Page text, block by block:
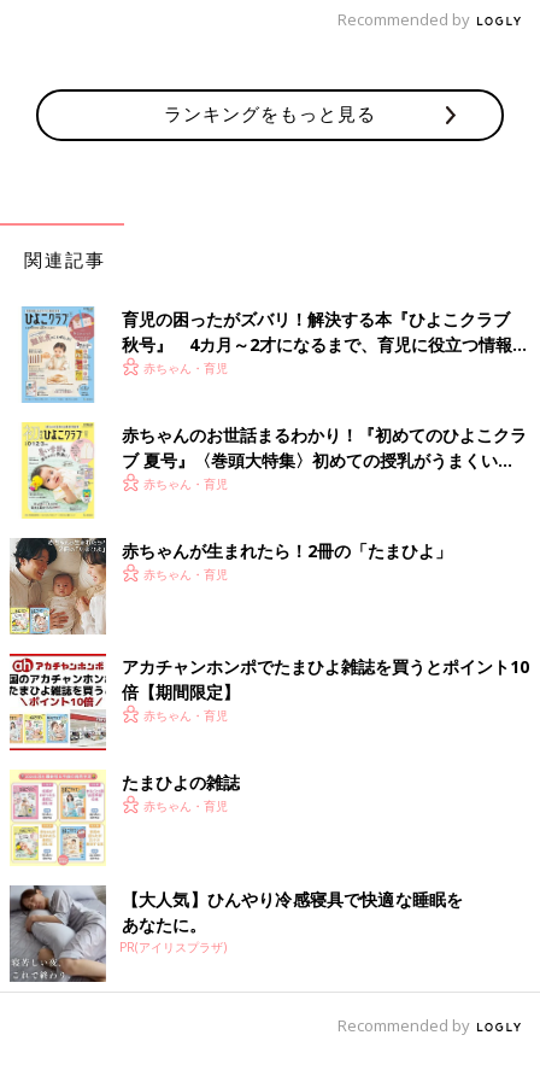
Recommended by
ランキングをもっと見る
関連記事
育児の困ったがズバリ！解決する本『ひよこクラブ
秋号』 4カ月～2才になるまで、育児に役立つ情報が
いっぱい！
赤ちゃん・育児
赤ちゃんのお世話まるわかり！『初めてのひよこクラ
ブ 夏号』〈巻頭大特集〉初めての授乳がうまくい
く！ おっぱい・ミルクの基本と夏のトラブル 解決テ
赤ちゃん・育児
赤ちゃんが生まれたら！2冊の「たまひよ」
赤ちゃん・育児
アカチャンホンポでたまひよ雑誌を買うとポイント10
倍【期間限定】
赤ちゃん・育児
たまひよの雑誌
赤ちゃん・育児
【大人気】ひんやり冷感寝具で快適な睡眠を
あなたに。
PR(アイリスプラザ)
Recommended by